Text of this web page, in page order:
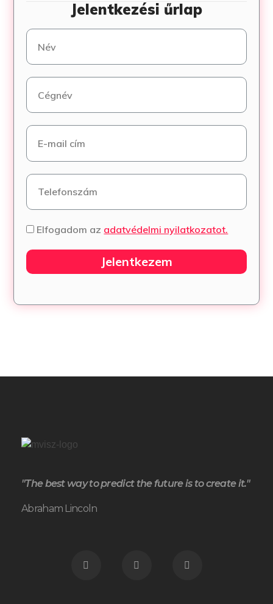
Jelentkezési űrlap
Elfogadom az adatvédelmi nyilatkozatot.
Jelentkezem
"The best way to predict the future is to create it."
Abraham Lincoln